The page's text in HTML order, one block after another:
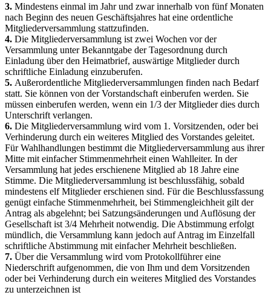
3. Mindestens einmal im Jahr und zwar innerhalb von fünf Monaten
nach Beginn des neuen Geschäftsjahres hat eine ordentliche
Mitgliederversammlung stattzufinden.
4. Die Mitgliederversammlung ist zwei Wochen vor der
Versammlung unter Bekanntgabe der Tagesordnung durch
Einladung über den Heimatbrief, auswärtige Mitglieder durch
schriftliche Einladung einzuberufen.
5. Außerordentliche Mitgliederversammlungen finden nach Bedarf
statt. Sie können von der Vorstandschaft einberufen werden. Sie
müssen einberufen werden, wenn ein 1/3 der Mitglieder dies durch
Unterschrift verlangen.
6. Die Mitgliederversammlung wird vom 1. Vorsitzenden, oder bei
Verhinderung durch ein weiteres Mitglied des Vorstandes geleitet.
Für Wahlhandlungen bestimmt die Mitgliederversammlung aus ihrer
Mitte mit einfacher Stimmenmehrheit einen Wahlleiter. In der
Versammlung hat jedes erschienene Mitglied ab 18 Jahre eine
Stimme. Die Mitgliederversammlung ist beschlussfähig, sobald
mindestens elf Mitglieder erschienen sind. Für die Beschlussfassung
genügt einfache Stimmenmehrheit, bei Stimmengleichheit gilt der
Antrag als abgelehnt; bei Satzungsänderungen und Auflösung der
Gesellschaft ist 3/4 Mehrheit notwendig. Die Abstimmung erfolgt
mündlich, die Versammlung kann jedoch auf Antrag im Einzelfall
schriftliche Abstimmung mit einfacher Mehrheit beschließen.
7. Über die Versammlung wird vom Protokollführer eine
Niederschrift aufgenommen, die von Ihm und dem Vorsitzenden
oder bei Verhinderung durch ein weiteres Mitglied des Vorstandes
zu unterzeichnen ist